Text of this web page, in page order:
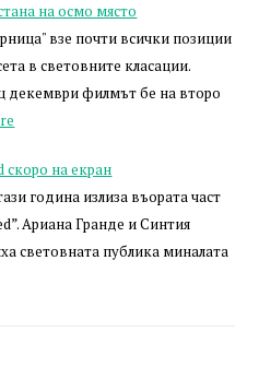
на осмо място
взе почти всички позиции
в световните класации.
декември филмът бе на второ
скоро на екран
година излиза въората част
Ариана Гранде и Синтия
световната публика миналата